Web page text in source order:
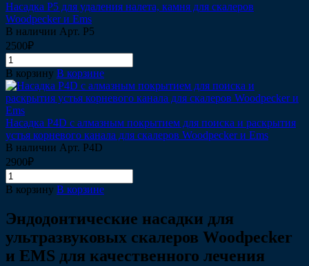
Насадка Р5 для удаления налета, камня для скалеров
Woodpecker и Ems
В наличии Арт. Р5
2500₽
В корзину В корзине
Насадка Р4D c алмазным покрытием для поиска и раскрытия
устья корневого канала для скалеров Woodpecker и Ems
В наличии Арт. Р4D
2900₽
В корзину В корзине
Эндодонтические насадки для
ультразвуковых скалеров Woodpecker
и EMS для качественного лечения